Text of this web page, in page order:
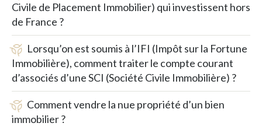
Civile de Placement Immobilier) qui investissent hors
de France ?
Lorsqu’on est soumis à l’IFI (Impôt sur la Fortune
Immobilière), comment traiter le compte courant
d’associés d’une SCI (Société Civile Immobilière) ?
Comment vendre la nue propriété d’un bien
immobilier ?